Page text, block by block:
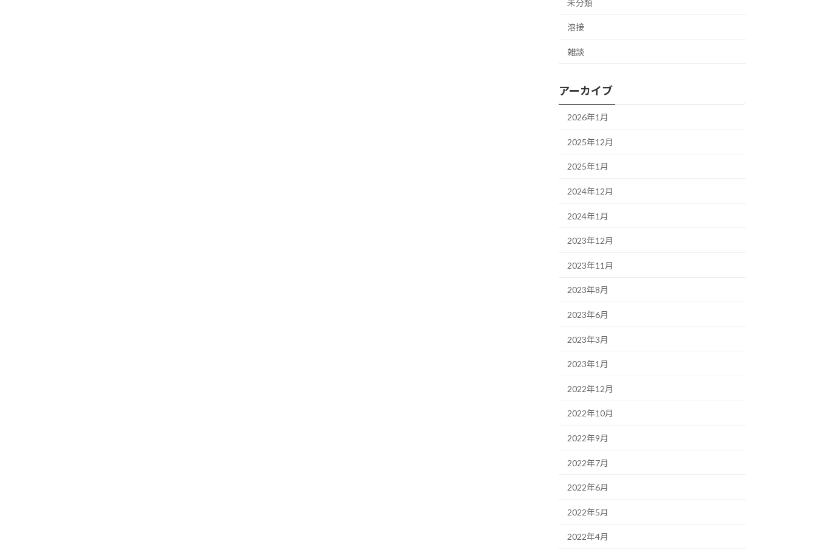
未分類
溶接
雑談
アーカイブ
2026年1月
2025年12月
2025年1月
2024年12月
2024年1月
2023年12月
2023年11月
2023年8月
2023年6月
2023年3月
2023年1月
2022年12月
2022年10月
2022年9月
2022年7月
2022年6月
2022年5月
2022年4月